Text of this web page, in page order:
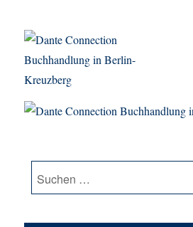
Dante Connection
Suche
nach: